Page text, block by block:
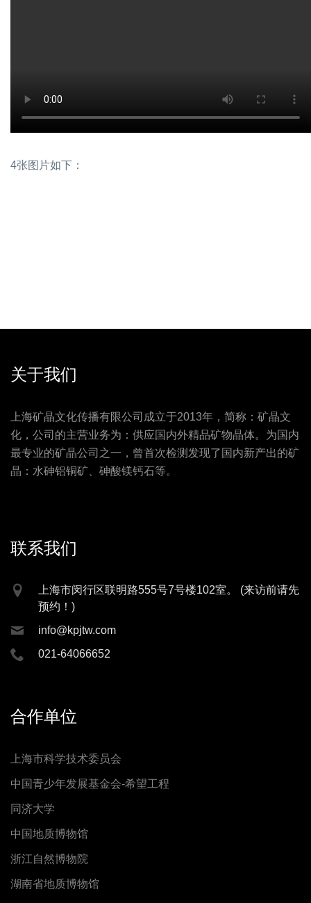
4张图片如下：
关于我们
上海矿晶文化传播有限公司成立于2013年，简称：矿晶文
化，公司的主营业务为：供应国内外精品矿物晶体。为国内
最专业的矿晶公司之一，曾首次检测发现了国内新产出的矿
晶：水砷铝铜矿、砷酸镁钙石等。
联系我们
上海市闵行区联明路555号7号楼102室。 (来访前请先
预约！)
info@kpjtw.com
021-64066652
合作单位
上海市科学技术委员会
中国青少年发展基金会-希望工程
同济大学
中国地质博物馆
浙江自然博物院
湖南省地质博物馆